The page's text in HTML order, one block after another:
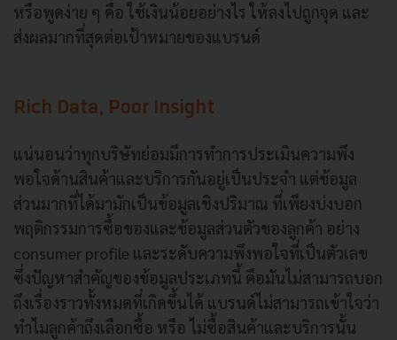
หรือพูดง่าย ๆ คือ ใช้เงินน้อยอย่างไร ให้ลงไปถูกจุด และ
ส่งผลมากที่สุดต่อเป้าหมายของแบรนด์
Rich Data, Poor Insight
แน่นอนว่าทุกบริษัทย่อมมีการทำการประเมินความพึง
พอใจด้านสินค้าและบริการกันอยู่เป็นประจำ แต่ข้อมูล
ส่วนมากที่ได้มามักเป็นข้อมูลเชิงปริมาณ ที่เพียงบ่งบอก
พฤติกรรมการซื้อของและข้อมูลส่วนตัวของลูกค้า อย่าง
consumer profile และระดับความพึงพอใจที่เป็นตัวเลข
ซึ่งปัญหาสำคัญของข้อมูลประเภทนี้ คือมันไม่สามารถบอก
ถึงเรื่องราวทั้งหมดที่เกิดขึ้นได้ แบรนด์ไม่สามารถเข้าใจว่า
ทำไมลูกค้าถึงเลือกซื้อ หรือ ไม่ซื้อสินค้าและบริการนั้น